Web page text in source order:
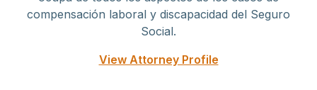
compensación laboral y discapacidad del Seguro
Social.
View Attorney Profile